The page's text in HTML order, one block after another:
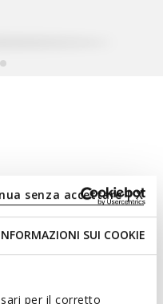
SUI COOKIE
per il corretto
senza accettare | X